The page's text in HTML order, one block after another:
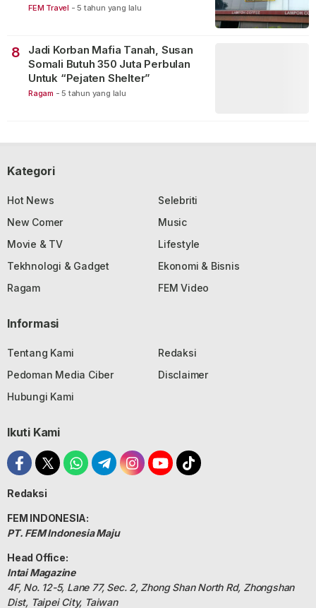
FEM Travel - 5 tahun yang lalu
8
Jadi Korban Mafia Tanah, Susan
Somali Butuh 350 Juta Perbulan
Untuk “Pejaten Shelter”
Ragam - 5 tahun yang lalu
Kategori
Hot News
Selebriti
New Comer
Music
Movie & TV
Lifestyle
Tekhnologi & Gadget
Ekonomi & Bisnis
Ragam
FEM Video
Informasi
Tentang Kami
Redaksi
Pedoman Media Ciber
Disclaimer
Hubungi Kami
Ikuti Kami
Redaksi
FEM INDONESIA:
PT. FEM Indonesia Maju
Head Office:
Intai Magazine
4F, No. 12-5, Lane 77, Sec. 2, Zhong Shan North Rd, Zhongshan
Dist, Taipei City, Taiwan